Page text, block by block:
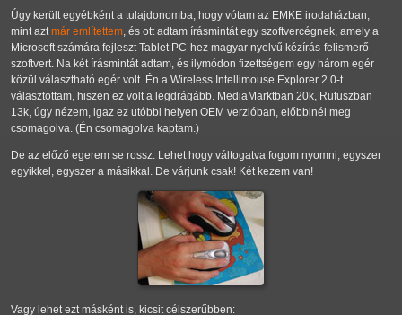
Úgy került egyébként a tulajdonomba, hogy vótam az EMKE irodaházban,
mint azt már említettem , és ott adtam írásmintát egy szoftvercégnek, amely a
Microsoft számára fejleszt Tablet PC-hez magyar nyelvű kézírás-felismerő
szoftvert. Na két írásmintát adtam, és ilymódon fizettségem egy három egér
közül választható egér volt. Én a Wireless Intellimouse Explorer 2.0-t
választottam, hiszen ez volt a legdrágább. MediaMarktban 20k, Rufuszban
13k, úgy nézem, igaz ez utóbbi helyen OEM verzióban, előbbinél meg
csomagolva. (Én csomagolva kaptam.)
De az előző egerem se rossz. Lehet hogy váltogatva fogom nyomni, egyszer
egyikkel, egyszer a másikkal. De várjunk csak! Két kezem van!
Vagy lehet ezt másként is, kicsit célszerűbben: